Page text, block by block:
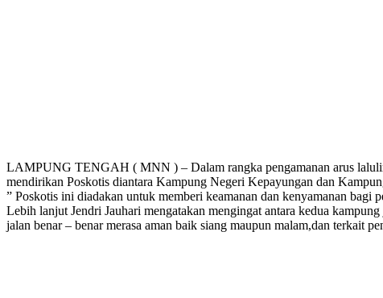
LAMPUNG TENGAH ( MNN ) – Dalam rangka pengamanan arus
mendirikan Poskotis diantara Kampung Negeri Kepayungan dan
” Poskotis ini diadakan untuk memberi keamanan dan kenyamanan
Lebih lanjut Jendri Jauhari mengatakan mengingat antara kedua
jalan benar – benar merasa aman baik siang maupun malam,dan terkait